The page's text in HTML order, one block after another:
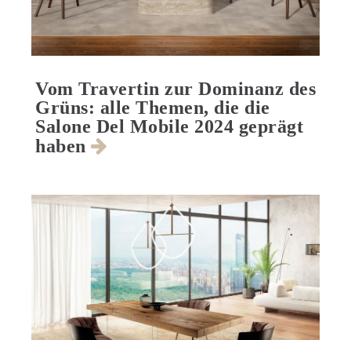
Vom Travertin zur Dominanz des
Grüns: alle Themen, die die
Salone Del Mobile 2024 geprägt
haben